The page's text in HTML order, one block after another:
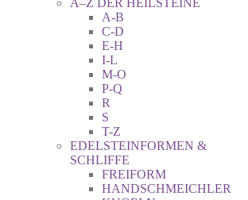
A–Z DER HEILSTEINE
A-B
C-D
E-H
I-L
M-O
P-Q
R
S
T-Z
EDELSTEINFORMEN &
SCHLIFFE
FREIFORM
HANDSCHMEICHLER